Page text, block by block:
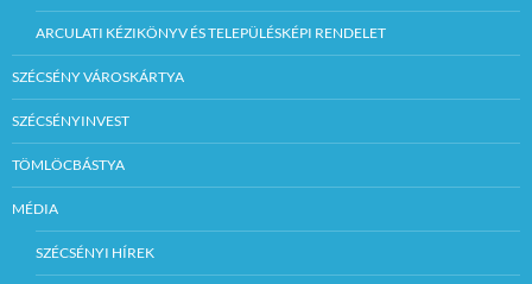
ARCULATI KÉZIKÖNYV ÉS TELEPÜLÉSKÉPI RENDELET
SZÉCSÉNY VÁROSKÁRTYA
SZÉCSÉNYINVEST
TÖMLÖCBÁSTYA
MÉDIA
SZÉCSÉNYI HÍREK